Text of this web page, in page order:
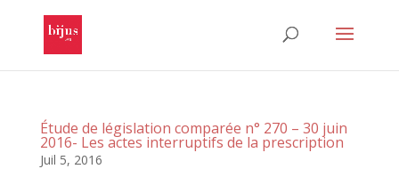
Étude de législation comparée n° 270 – 30 juin
2016- Les actes interruptifs de la prescription
Juil 5, 2016